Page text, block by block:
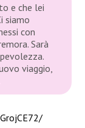
e che lei
siamo
con
Sarà
viaggio,